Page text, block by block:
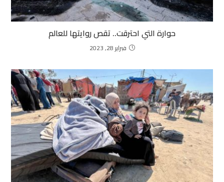
حوارة التي احترقت.. تقص روايتها للعالم
فبراير 28, 2023